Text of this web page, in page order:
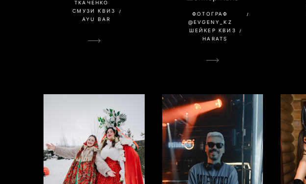
ТКАЧЕНКО
СМУЗИ КВИЗ
AYU BAR
ФОТОГРАФ
@EVGENY_KZ
ШЕЙКЕР КВИЗ
HARATS